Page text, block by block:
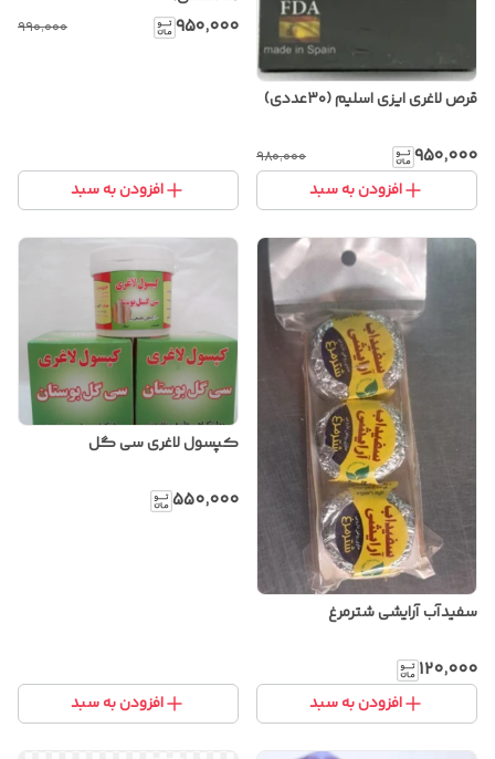
قرص لاغری ایزی اسلیم (۳۰عددی)
۹۵۰٬۰۰۰ ۹۸۰٬۰۰۰
افزودن به سبد
۹۵۰٬۰۰۰ ۹۹۰٬۰۰۰
افزودن به سبد
سفیدآب آرایشی شترمرغ
۱۲۰٬۰۰۰
افزودن به سبد
کپسول لاغری سی گل
۵۵۰٬۰۰۰
افزودن به سبد